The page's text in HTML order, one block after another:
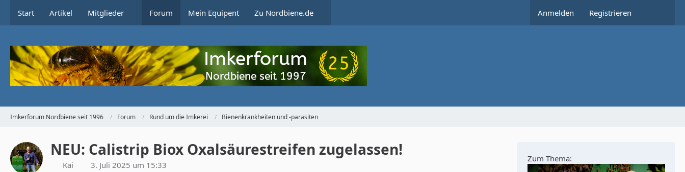
Start Artikel Mitglieder Forum Mein Equipent Zu Nordbiene.de Anmelden Registrieren
Imkerforum Nordbiene seit 1996 Forum Rund um die Imkerei Bienenkrankheiten und -parasiten
NEU: Calistrip Biox Oxalsäurestreifen zugelassen!
Kai 3. Juli 2025 um 15:33
Zum Thema: